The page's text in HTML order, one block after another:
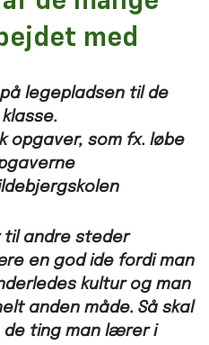
med
legepladsen til de
opgaver, som fx. løbe
til andre steder
en god ide fordi man
kultur og man
anden måde. Så skal
de ting man lærer i